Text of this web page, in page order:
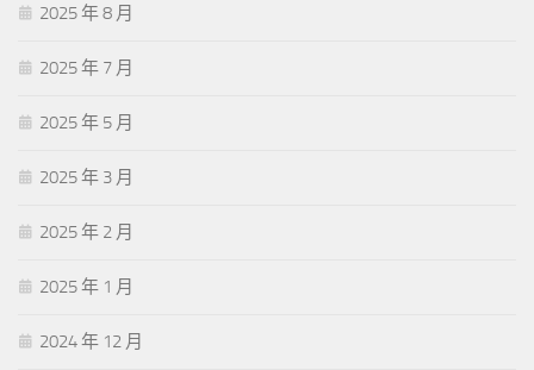
2025 年 8 月
2025 年 7 月
2025 年 5 月
2025 年 3 月
2025 年 2 月
2025 年 1 月
2024 年 12 月